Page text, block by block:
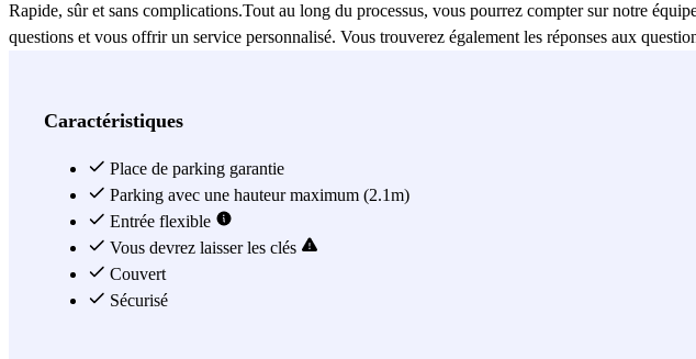
Rapide, sûr et sans complications.Tout au long du processus, vous pourrez compter sur notre
questions et vous offrir un service personnalisé. Vous trouverez également les réponses aux
Caractéristiques
Place de parking garantie
Parking avec une hauteur maximum (2.1m)
Entrée flexible
Vous devrez laisser les clés
Couvert
Sécurisé